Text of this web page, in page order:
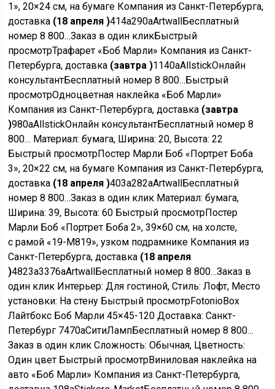
1», 20×24 см, на бумаге Компания из Санкт-Петербурга,
доставка (18 апреля )414a290aArtwallБесплатный
номер 8 800…Заказ в один кликБыстрый
просмотрТрафарет «Боб Марли» Компания из Санкт-
Петербурга, доставка (завтра )1140aAllstickОнлайн
консультантБесплатный номер 8 800…Быстрый
просмотрОдноцветная наклейка «Боб Марли»
Компания из Санкт-Петербурга, доставка (завтра
)980aAllstickОнлайн консультантБесплатный номер 8
800… Материал: бумага, Ширина: 20, Высота: 22
Быстрый просмотрПостер Марли Боб «Портрет Боба
3», 20×22 см, на бумаге Компания из Санкт-Петербурга,
доставка (18 апреля )403a282aArtwallБесплатный
номер 8 800…Заказ в один клик Материал: бумага,
Ширина: 39, Высота: 60 Быстрый просмотрПостер
Марли Боб «Портрет Боба 2», 39×60 см, на холсте,
с рамой «19-М819», узком подрамнике Компания из
Санкт-Петербурга, доставка (18 апреля
)4823a3376aArtwallБесплатный номер 8 800…Заказ в
один клик Интерьер: Для гостиной, Стиль: Лофт, Место
установки: На стену Быстрый просмотрFotonioBox
Лайтбокс Боб Марли 45×45-120 Доставка: Санкт-
Петербург 7470aСитиЛампБесплатный номер 8 800…
Заказ в один клик Сложность: Обычная, Цветность:
Один цвет Быстрый просмотрВиниловая наклейка на
авто «Боб Марли» Компания из Санкт-Петербурга,